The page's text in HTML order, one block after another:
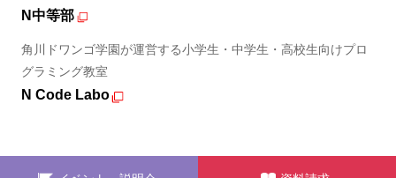
N中等部
角川ドワンゴ学園が運営する小学生・中学生・高校生向けプロ
グラミング教室
N Code Labo